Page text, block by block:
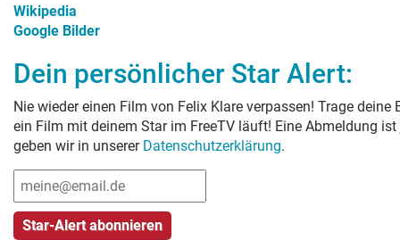
Wikipedia
Google Bilder
Dein persönlicher Star Alert:
Nie wieder einen Film von Felix Klare verpassen! Trage deine
ein Film mit deinem Star im FreeTV läuft! Eine Abmeldung
geben wir in unserer Datenschutzerklärung.